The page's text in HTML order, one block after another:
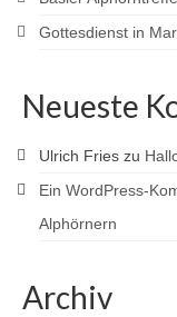
Gottesdienst in
Neueste
Ulrich Fries zu
Ein WordPress-
Alphörnern
Archiv